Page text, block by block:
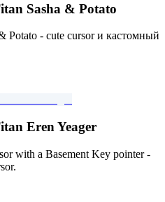
Sasha & Potato
Potato - cute cursor и кастомный
Eren Yeager
with a Basement Key pointer -